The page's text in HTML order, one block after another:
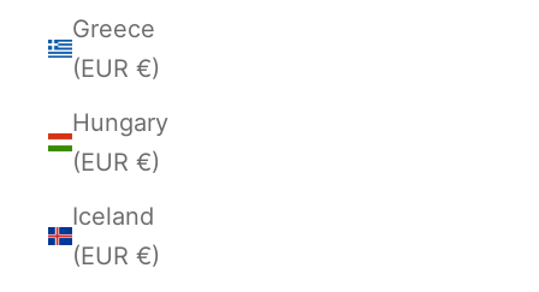
Greece
(EUR €)
Hungary
(EUR €)
Iceland
(EUR €)